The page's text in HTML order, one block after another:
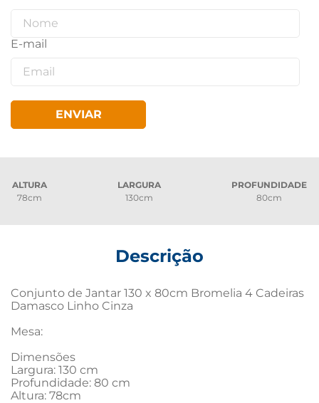
ENVIAR
ALTURA
78cm
LARGURA
130cm
PROFUNDIDADE
80cm
Descrição
Conjunto de Jantar 130 x 80cm Bromelia 4 Cadeiras
Damasco Linho Cinza
Mesa:
Dimensões
Largura: 130 cm
Profundidade: 80 cm
Altura: 78cm